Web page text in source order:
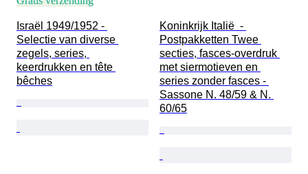
Israël 1949/1952 -
Selectie van diverse
zegels, series,
keerdrukken en tête
bêches
Koninkrijk Italië  -
Postpakketten Twee
secties, fasces-overdruk
met siermotieven en
series zonder fasces -
Sassone N. 48/59 & N.
60/65